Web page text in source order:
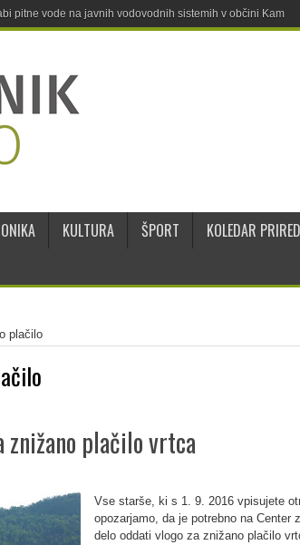
pitne vode na javnih vodovodnih sistemih v občini Kamnik
KULTURA ŠPORT KOLEDAR
plačilo
znižano plačilo vrtca
Vse starše, ki s 1. 9. 2016 vpisujete
opozarjamo, da je potrebno na Center
delo oddati vlogo za znižano plačilo